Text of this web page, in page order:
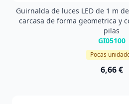
Guirnalda de luces LED de 1 m
carcasa de forma geometrica y
pilas
GI05100
Pocas
6,66 €